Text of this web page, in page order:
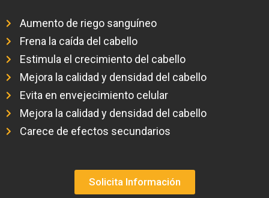
Aumento de riego sanguíneo
Frena la caída del cabello
Estimula el crecimiento del cabello
Mejora la calidad y densidad del cabello
Evita en envejecimiento celular
Mejora la calidad y densidad del cabello
Carece de efectos secundarios
Solicita Información